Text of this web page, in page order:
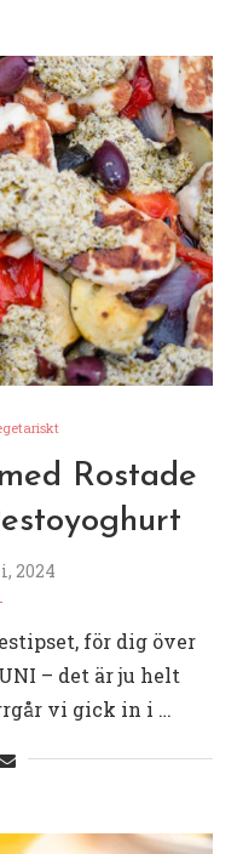
Rostade
2024
för dig över
– det är ju helt
vi gick in i …